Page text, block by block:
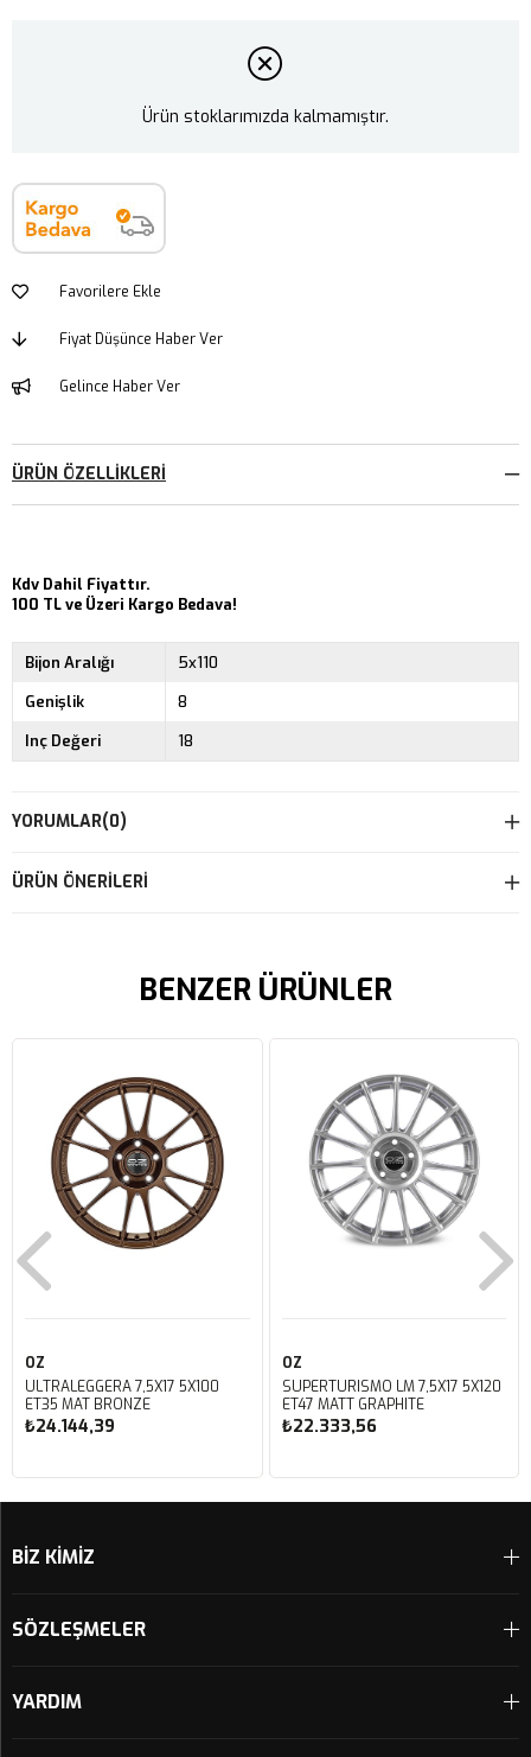
Ürün stoklarımızda kalmamıştır.
Favorilere Ekle
Fiyat Düşünce Haber Ver
Gelince Haber Ver
ÜRÜN ÖZELLIKLERI
Kdv Dahil Fiyattır.
100 TL ve Üzeri Kargo Bedava!
Bijon Aralığı
5x110
Genişlik
8
Inç Değeri
18
YORUMLAR(0)
ÜRÜN ÖNERILERI
BENZER ÜRÜNLER
OZ
ULTRALEGGERA 7,5X17 5X100
ET35 MAT BRONZE
₺24.144,39
OZ
SUPERTURISMO LM 7,5X17 5X120
ET47 MATT GRAPHITE
₺22.333,56
BİZ KİMİZ
SÖZLEŞMELER
YARDIM